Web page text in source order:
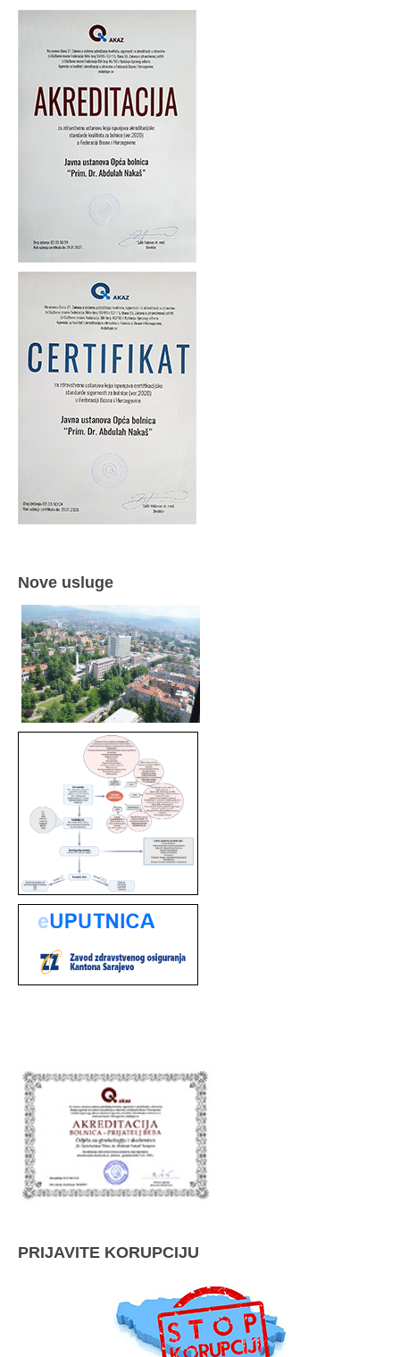
Nove usluge
PRIJAVITE KORUPCIJU